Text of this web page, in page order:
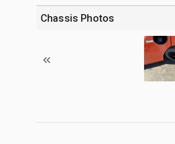
Chassis Photos